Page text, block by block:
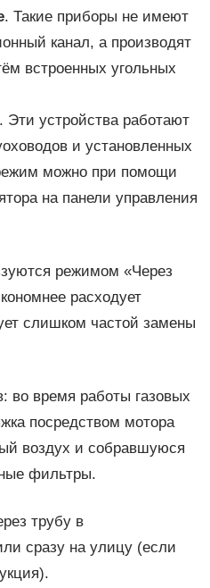
. Такие приборы не имеют
канал, а производят
встроенных угольных
Эти устройства работают
и установленных
можно при помощи
на панели управления
режимом «Через
расходует
слишком частой замены
во время работы газовых
посредством мотора
воздух и собравшуюся
фильтры.
трубу в
сразу на улицу (если